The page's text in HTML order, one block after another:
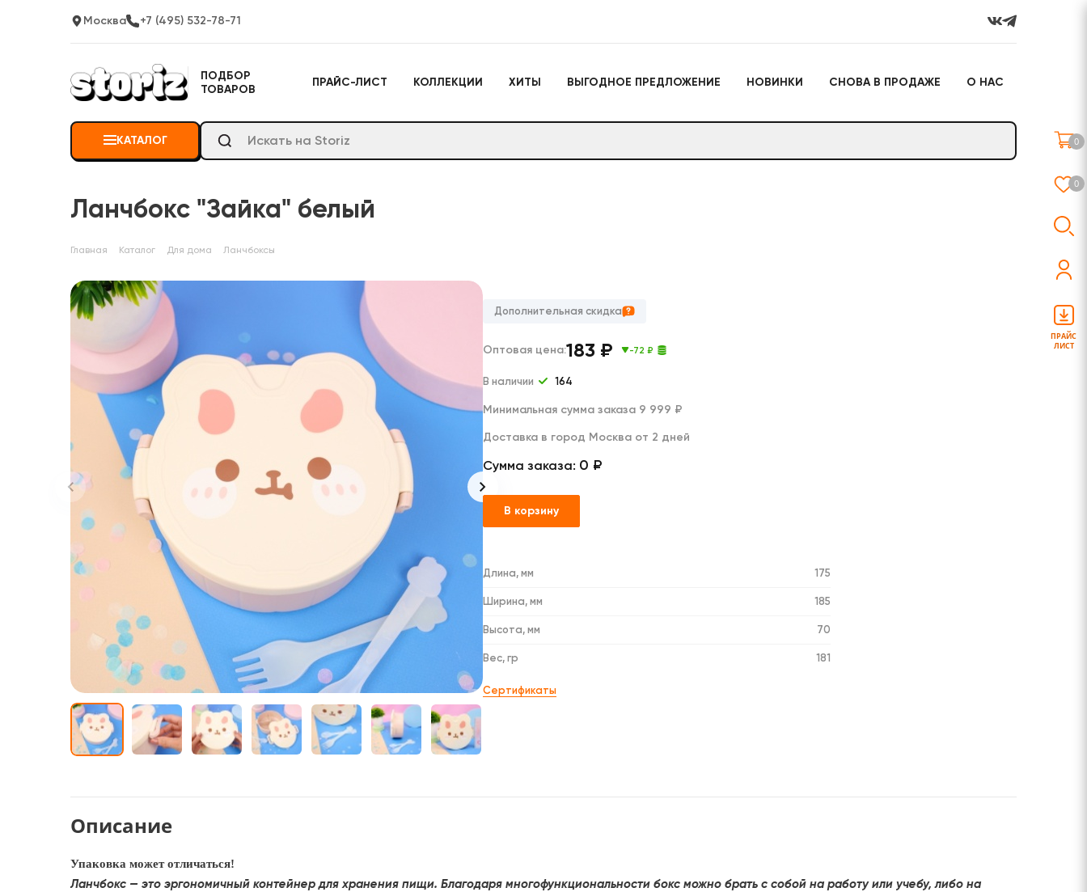
Москва +7 (495) 532-78-71
ПОДБОР
ТОВАРОВ
ПРАЙС-ЛИСТ КОЛЛЕКЦИИ ХИТЫ ВЫГОДНОЕ ПРЕДЛОЖЕНИЕ НОВИНКИ СНОВА В ПРОДАЖЕ О НАС
КАТАЛОГ
Actiontoys
Дакимакуры
Декоративные подушки
Мягкие брелоки
Игрушки
Actiontoys
Антистрессы
Игрушки для активного
Мягкие брелоки
Настольные игры
Подарочные наборы
Слайм
Ланчбокс "Зайка" белый
Главная Каталог Для дома Ланчбоксы
Дополнительная скидка
Оптовая цена:183 ₽ -72 ₽
В наличии 164
Минимальная сумма заказа 9 999 ₽
Доставка в город Москва от 2 дней
Сумма заказа: 0 ₽
В корзину
Длина, мм 175
Ширина, мм 185
Высота, мм 70
Вес, гр 181
Сертификаты
Описание
Упаковка может отличаться!
Ланчбокс — это эргономичный контейнер для хранения пищи. Благодаря многофункциональности бокс можно брать с собой на работу или учебу, либо на
0
0
ПРАЙС
ЛИСТ